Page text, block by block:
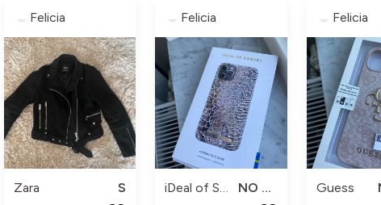
Felicia
Zara
S
Felicia
iDeal of Sweden
NO SIZE
Felicia
Guess